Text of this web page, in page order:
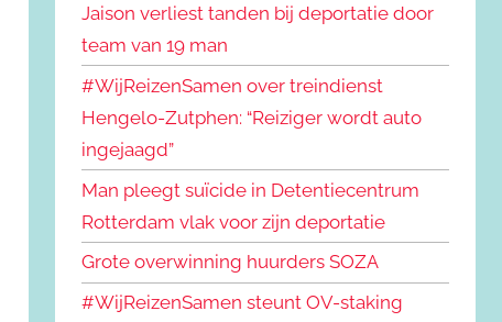
Jaison verliest tanden bij deportatie door
team van 19 man
#WijReizenSamen over treindienst
Hengelo-Zutphen: “Reiziger wordt auto
ingejaagd”
Man pleegt suïcide in Detentiecentrum
Rotterdam vlak voor zijn deportatie
Grote overwinning huurders SOZA
#WijReizenSamen steunt OV-staking